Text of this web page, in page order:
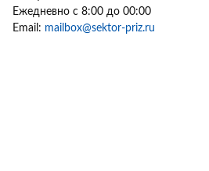
Ежедневно с 8:00 до 00:00
Email: mailbox@sektor-priz.ru